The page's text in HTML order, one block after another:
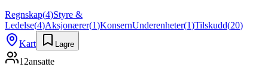
Regnskap(4)Styre &
Ledelse(4)Aksjonærer(1)KonsernUnderenheter(1)Tilskudd(20)
Kart
Lagre
12ansatte